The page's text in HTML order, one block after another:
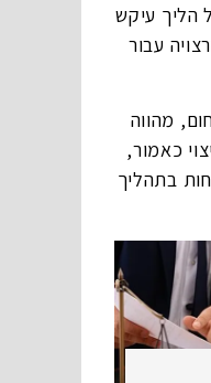
הליך עיקש
עבור
מהווה
כאמור,
בתהליך